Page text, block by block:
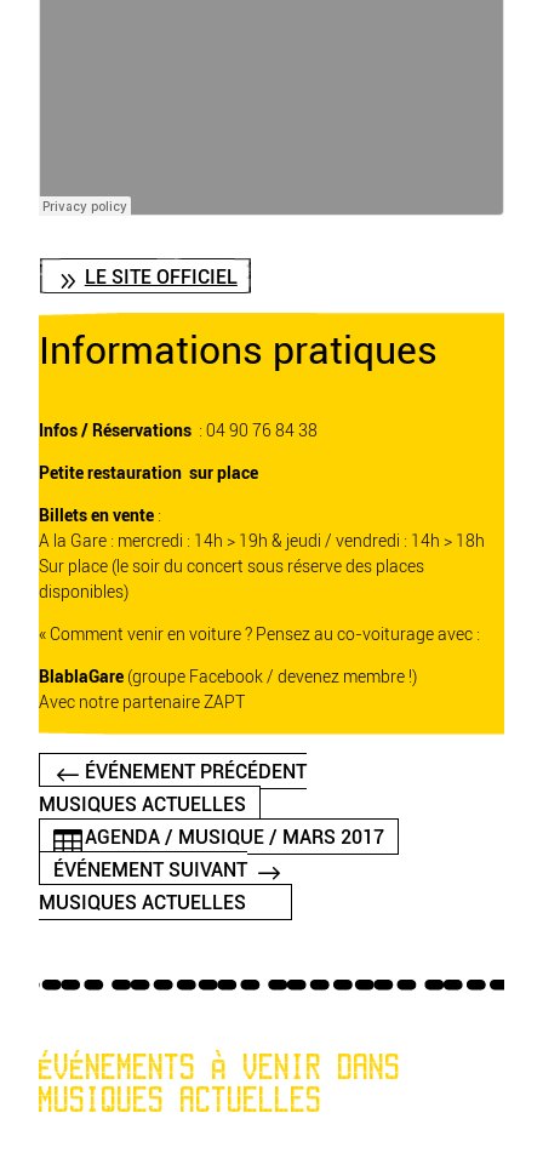
LE SITE OFFICIEL
Informations pratiques
Infos / Réservations : 04 90 76 84 38
Petite restauration sur place
Billets en vente :
A la Gare : mercredi : 14h > 19h & jeudi / vendredi : 14h > 18h
Sur place (le soir du concert sous réserve des places
disponibles)
« Comment venir en voiture ? Pensez au co-voiturage avec :
BlablaGare (groupe Facebook / devenez membre !)
Avec notre partenaireZAPT
ÉVÉNEMENT PRÉCÉDENT
MUSIQUES ACTUELLES
AGENDA / MUSIQUE / MARS 2017
ÉVÉNEMENT SUIVANT
MUSIQUES ACTUELLES
ÉVÉNEMENTS À VENIR DANS
MUSIQUES ACTUELLES